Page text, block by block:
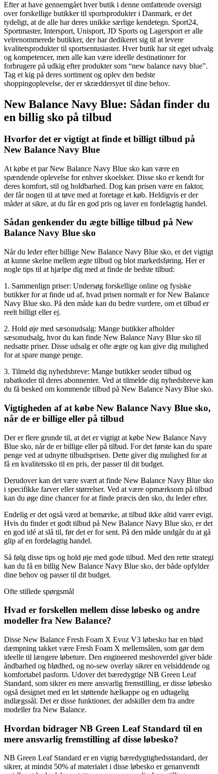
Efter at have gennemgået hver butik i denne omfattende oversigt
over forskellige butikker til sportsprodukter i Danmark, er det
tydeligt, at de alle har deres unikke særlige kendetegn. Sport24,
Sportmaster, Intersport, Unisport, JD Sports og Lagersport er alle
velrenommerede butikker, der har dedikeret sig til at levere
kvalitetsprodukter til sportsentusiaster. Hver butik har sit eget udvalg
og kompetencer, men alle kan være ideelle destinationer for
forbrugere på udkig efter produkter som “new balance navy blue”.
Tag et kig på deres sortiment og oplev den bedste
shoppingoplevelse, der er skræddersyet til dine behov.
New Balance Navy Blue: Sådan finder du
en billig sko på tilbud
Hvorfor det er vigtigt at finde et billigt tilbud på
New Balance Navy Blue
At købe et par New Balance Navy Blue sko kan være en
spændende oplevelse for enhver skoelsker. Disse sko er kendt for
deres komfort, stil og holdbarhed. Dog kan prisen være en faktor,
der får nogen til at tøve med at foretage et køb. Heldigvis er der
måder at sikre, at du får en god pris og laver en fordelagtig handel.
Sådan genkender du ægte billige tilbud på New
Balance Navy Blue sko
Når du leder efter billige New Balance Navy Blue sko, er det vigtigt
at kunne skelne mellem ægte tilbud og blot markedsføring. Her er
nogle tips til at hjælpe dig med at finde de bedste tilbud:
1. Sammenlign priser: Undersøg forskellige online og fysiske
butikker for at finde ud af, hvad prisen normalt er for New Balance
Navy Blue sko. På den måde kan du bedre vurdere, om et tilbud er
reelt billigt eller ej.
2. Hold øje med sæsonudsalg: Mange butikker afholder
sæsonudsalg, hvor du kan finde New Balance Navy Blue sko til
nedsatte priser. Disse udsalg er ofte ægte og kan give dig mulighed
for at spare mange penge.
3. Tilmeld dig nyhedsbreve: Mange butikker sender tilbud og
rabatkoder til deres abonnenter. Ved at tilmelde dig nyhedsbreve kan
du få besked om kommende tilbud på New Balance Navy Blue sko.
Vigtigheden af at købe New Balance Navy Blue sko,
når de er billige eller på tilbud
Der er flere grunde til, at det er vigtigt at købe New Balance Navy
Blue sko, når de er billige eller på tilbud. For det første kan du spare
penge ved at udnytte tilbudsprisen. Dette giver dig mulighed for at
få en kvalitetssko til en pris, der passer til dit budget.
Derudover kan det være svært at finde New Balance Navy Blue sko
i specifikke farver eller størrelser. Ved at være opmærksom på tilbud
kan du øge dine chancer for at finde præcis den sko, du leder efter.
Endelig er det også værd at bemærke, at tilbud ikke altid varer evigt.
Hvis du finder et godt tilbud på New Balance Navy Blue sko, er det
en god idé at slå til, før det er for sent. På den måde undgår du at gå
glip af en fordelagtig handel.
Så følg disse tips og hold øje med gode tilbud. Med den rette strategi
kan du få en billig New Balance Navy Blue sko, der både opfylder
dine behov og passer til dit budget.
Ofte stillede spørgsmål
Hvad er forskellen mellem disse løbesko og andre
modeller fra New Balance?
Disse New Balance Fresh Foam X Evoz V3 løbesko har en blød
dæmpning takket være Fresh Foam X mellemsålen, som gør dem
ideelle til længere løbeture. Den engineered meshoverdel giver både
åndbarhed og blødhed, og no-sew overlay sikrer en velsiddende og
komfortabel pasform. Udover det bæredygtige NB Green Leaf
Standard, som sikrer en mere ansvarlig fremstilling, er disse løbesko
også designet med en let støttende hælkappe og en udtagelig
indlægssål. Det er disse funktioner, der adskiller dem fra andre
modeller fra New Balance.
Hvordan bidrager NB Green Leaf Standard til en
mere ansvarlig fremstilling af disse løbesko?
NB Green Leaf Standard er en vigtig bæredygtighedsstandard, der
sikrer, at mindst 50% af materialet i disse løbesko er genanvendt